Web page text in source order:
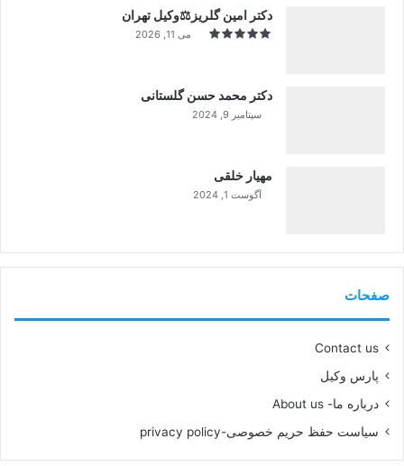
دکتر امین گلریز⚖️وکیل تهران
می 11, 2026
دکتر محمد حسن گلستانی
سپتامبر 9, 2024
مهیار خلقی
آگوست 1, 2024
صفحات
Contact us
پارس وکیل
درباره ما- About us
سیاست حفظ حریم خصوصی-privacy policy